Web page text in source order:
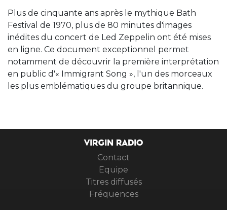
Plus de cinquante ans après le mythique Bath
Festival de 1970, plus de 80 minutes d'images
inédites du concert de Led Zeppelin ont été mises
en ligne. Ce document exceptionnel permet
notamment de découvrir la première interprétation
en public d'« Immigrant Song », l'un des morceaux
les plus emblématiques du groupe britannique.
VIRGIN RADIO
Contact
Equipe
Titres diffusés
Fréquences